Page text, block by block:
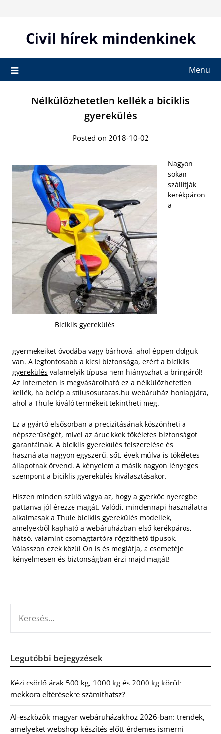
contentCivil hírek mindenkinek
Menu
Nélkülözhetetlen kellék a biciklis
gyerekülés
Posted on 2018-10-02
Biciklis gyerekülés
Nagyon
sokan
szállítják
kerékpáron
a
gyermekeiket óvodába vagy bárhová, ahol éppen dolguk
van. A legfontosabb a kicsi biztonsága, ezért a biciklis
gyerekülés valamelyik típusa nem hiányozhat a bringáról!
Az interneten is megvásárolható ez a nélkülözhetetlen
kellék, ha belép a stilusosutazas.hu webáruház honlapjára,
ahol a Thule kiváló termékeit tekintheti meg.
Ez a gyártó elsősorban a precizitásának köszönheti a
népszerűségét, mivel az árucikkek tökéletes biztonságot
garantálnak. A biciklis gyerekülés felszerelése és
használata nagyon egyszerű, sőt, évek múlva is tökéletes
állapotnak örvend. A kényelem a másik nagyon lényeges
szempont a biciklis gyerekülés kiválasztásakor.
Hiszen minden szülő vágya az, hogy a gyerkőc nyeregbe
pattanva jól érezze magát. Valódi, mindennapi használatra
alkalmasak a Thule biciklis gyerekülés modellek,
amelyekből kapható a webáruházban első kerékpáros,
hátsó, valamint csomagtartóra rögzíthető típusok.
Válasszon ezek közül Ön is és meglátja, a csemetéje
kényelmesen és biztonságban érzi majd magát!
Legutóbbi bejegyzések
Kézi csörlő árak 500 kg, 1000 kg és 2000 kg körül:
mekkora eltérésekre számíthatsz?
AI-eszközök magyar webáruházakhoz 2026-ban: trendek,
amelyeket webshop készítés előtt érdemes ismerni